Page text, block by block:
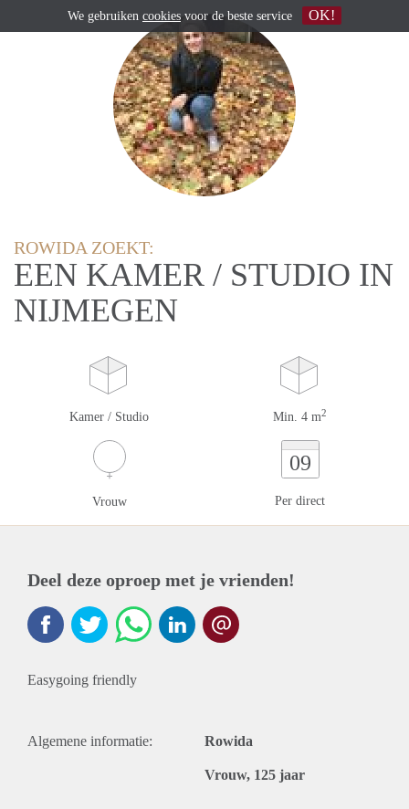
ROWIDA ZOEKT:
EEN KAMER / STUDIO IN
NIJMEGEN
Kamer / Studio Min. 4 m2
Vrouw
09
Per direct
Deel deze oproep met je vrienden!
Easygoing friendly
Algemene informatie: Rowida
Vrouw, 125 jaar
We gebruiken cookies voor de beste service OK!